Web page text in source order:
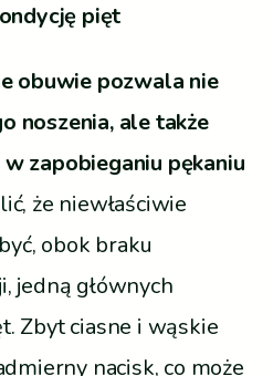
pięt
obuwie pozwala nie
noszenia, ale także
zapobieganiu pękaniu
że niewłaściwie
obok braku
jedną głównych
Zbyt ciasne i wąskie
nacisk, co może